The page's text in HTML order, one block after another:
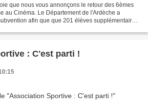
que nous vous annonçons le retour des 6èmes
au Cinéma. Le Département de l'Ardèche a
afin que que 201 élèves supplémentaires
: C'est parti !